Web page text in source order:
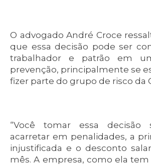
O advogado André Croce
que essa decisão pode ser
trabalhador e patrão em
prevenção, principalmente se
fizer parte do grupo de risco da
“Você tomar essa decisão
acarretar em penalidades, a
injustificada e o desconto
mês. A empresa, como ela